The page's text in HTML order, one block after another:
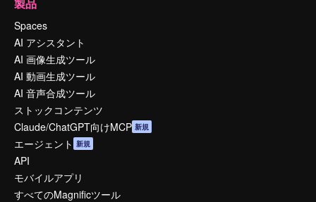
Spaces
AI アシスタント
AI 画像生成ツール
AI 動画生成ツール
AI 音声合成ツール
ストックコンテンツ
Claude/ChatGPT向けMCP 新規
エージェント 新規
API
モバイルアプリ
すべてのMagnificツール